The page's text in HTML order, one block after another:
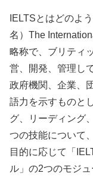
IELTSとはどのよ
名）The
略称で、ブリティ
営、開発、管理し
政府機関、企業、
語力を示すものと
グ、リーディング
つの技能について
目的に応じて「
ル」の2つのモジ